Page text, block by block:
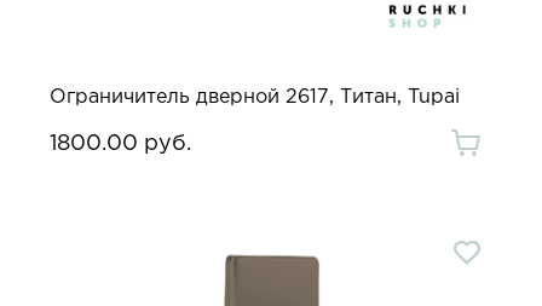
Ограничитель дверной 2617, Титан, Tupai
1800.00 руб.